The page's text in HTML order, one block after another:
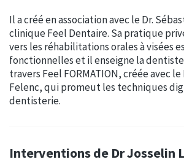
Il a créé en association avec le Dr.
clinique Feel Dentaire. Sa pratique
vers les réhabilitations orales à visées
fonctionnelles et il enseigne la
travers Feel FORMATION, créée avec
Felenc, qui promeut les techniques
dentisterie.
Interventions de Dr Josselin